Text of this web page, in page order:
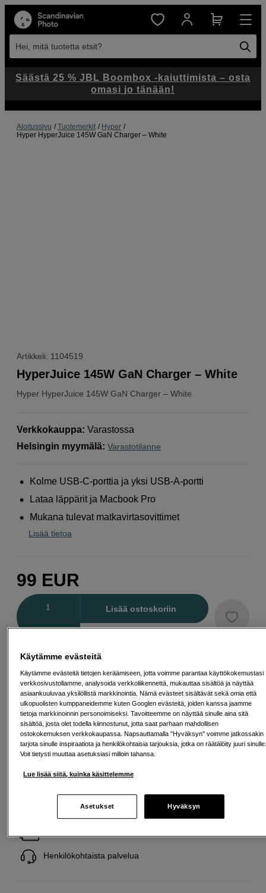
Hei, mitä tuotetta etsit?
Aloitussivu Tuotemerkit
Hyper
Hyper HyperJuice 145W GaN Charger – White
Artikkeli: 1104519
Hyper HyperJuice 145W GaN Charger – White
HyperJuice 145W GaN Charger – White
Verkkokauppa: Varastossa
Helsingin myymälä: Varastotilanne
Kolme USB-C-porttia ja yksi USB-A-portti
Lataa läppärit ja Macbook Pro
Mukana tulevat matkavirtasovittimet
Lisää tietoa
99 EUR
Lisää ostoskoriin
Maksa Svea-erämaksulla
Esimerkki: 36 kk, 4 EUR/kk, yhteensä 149 EUR, todellinen vuosikorko
19,07 %
Avausmaksu 5 EUR, laskutusmaksu 0 EUR/kk lisäksi
Lainaaminen maksaa! Jos et pysty maksamaan velkaa ajoissa, saatat
saada maksuhäiriömerkinnän. Se voi vaikeuttaa asunnon vuokraamista,
liittymien tekemistä ja uusien lainojen saamista. Apua saat kuntasi talous- ja
velkaneuvonnasta. Yhteystiedot löydät sivulta
kkv.fi (avautuu uuteen
Ilmainen toimitus yli 200 EUR ostoksille
Henkilökohtaista palvelua
Säästä 25 % JBL Boombox -kaiuttimista – osta
omasi jo tänään!
Käytämme evästeitä
Käytämme evästeitä tietojen keräämiseen, jotta voimme parantaa käyttökokemustasi
verkkosivustollamme, analysoida verkkoliikennettä, mukauttaa sisältöä ja näyttää
asiaankuuluvaa yksilöllistä markkinointia. Nämä evästeet sisältävät sekä omia että
ulkopuolisten kumppaneidemme kuten Googlen evästeitä, joiden kanssa jaamme
tietoja markkinoinnin personoimiseksi. Tavoitteemme on näyttää sinulle aina sitä
sisältöä, josta olet todella kiinnostunut, jotta saat parhaan mahdollisen
ostokokemuksen verkkokaupassa. Napsauttamalla "Hyväksyn" voimme jatkossakin
tarjota sinulle inspiraatiota ja henkilökohtaisia tarjouksia, jotka on räätälöity juuri
Voit tietysti muuttaa asetuksiasi milloin tahansa.
Lue lisää siitä, kuinka käsittelemme
Asetukset Hyväksyn